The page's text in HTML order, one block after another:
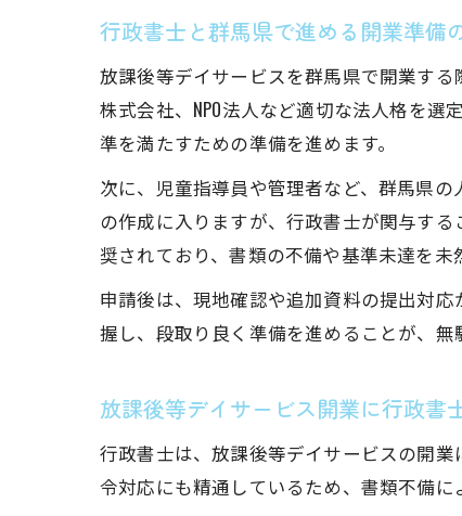
行政書士と群馬県で進める開業準備
放課後等デイサービスを群馬県で開業す
株式会社、NPO法人など適切な法人格を
準を満たすための準備を進めます。
次に、児童指導員や管理者など、群馬県
の作成に入りますが、行政書士が関与す
奨されており、書類の不備や基準未達を未
申請後は、現地確認や追加資料の提出対
握し、段取り良く準備を進めることが、無
放課後等デイサービス開業に行政書
行政書士は、放課後等デイサービスの開
令対応にも精通しているため、書類不備に